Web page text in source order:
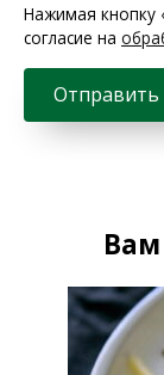
Нажимая кнопку
согласие на